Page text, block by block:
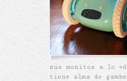
sus moñitos a lo
tiene alma de